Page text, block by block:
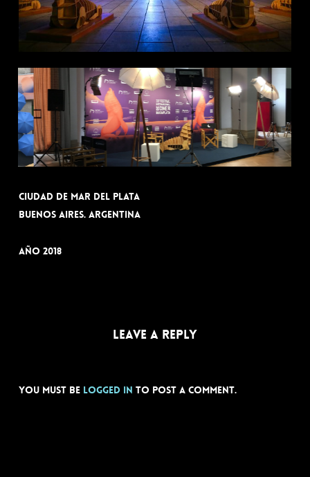
Ciudad de Mar del Plata
Buenos Aires. Argentina
Año 2018
Leave a Reply
You must be logged in to post a comment.